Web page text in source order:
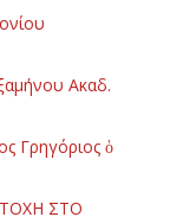
Ακαδ.
Γρηγόριος ὁ
ΣΤΟ